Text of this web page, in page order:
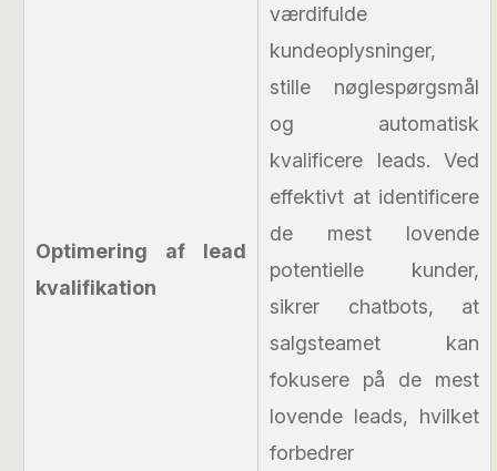
Optimering af lead
kvalifikation
værdifulde
kundeoplysninger,
stille nøglespørgsmål
og automatisk
kvalificere leads. Ved
effektivt at identificere
de mest lovende
potentielle kunder,
sikrer chatbots, at
salgsteamet kan
fokusere på de mest
lovende leads, hvilket
forbedrer